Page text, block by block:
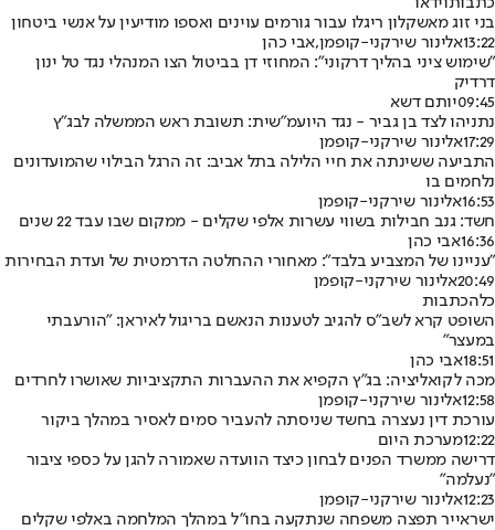
בני זוג מאשקלון ריגלו עבור גורמים עוינים ואספו מודיעין על אנשי ביטחון
13:22אלינור שירקני-קופמן,אבי כהן
"שימוש ציני בהליך דרקוני": המחוזי דן בביטול הצו המנהלי נגד טל ינון
דרדיק
09:45יותם דשא
נתניהו לצד בן גביר - נגד היועמ"שית: תשובת ראש הממשלה לבג"ץ
17:29אלינור שירקני-קופמן
התביעה ששינתה את חיי הלילה בתל אביב: זה הרגל הבילוי שהמועדונים
נלחמים בו
16:53אלינור שירקני-קופמן
חשד: גנב חבילות בשווי עשרות אלפי שקלים - ממקום שבו עבד 22 שנים
16:36אבי כהן
"עניינו של המצביע בלבד": מאחורי ההחלטה הדרמטית של ועדת הבחירות
20:49אלינור שירקני-קופמן
כלהכתבות
השופט קרא לשב"ס להגיב לטענות הנאשם בריגול לאיראן: "הורעבתי
במעצר"
18:51אבי כהן
מכה לקואליציה: בג"ץ הקפיא את ההעברות התקציביות שאושרו לחרדים
12:58אלינור שירקני-קופמן
עורכת דין נעצרה בחשד שניסתה להעביר סמים לאסיר במהלך ביקור
12:22מערכת היום
דרישה ממשרד הפנים לבחון כיצד הוועדה שאמורה להגן על כספי ציבור
"נעלמה"
12:23אלינור שירקני-קופמן
ישראייר תפצה משפחה שנתקעה בחו"ל במהלך המלחמה באלפי שקלים